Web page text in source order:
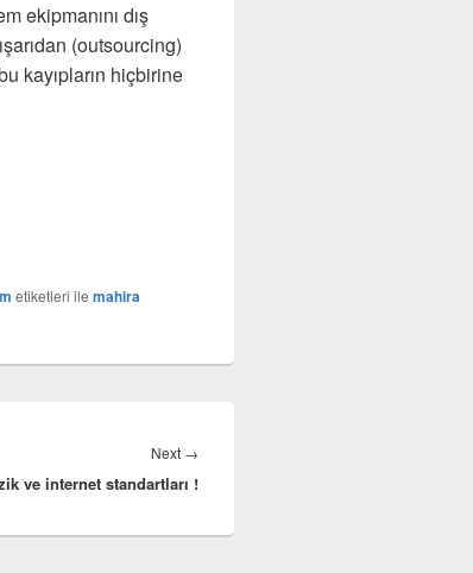
ekipmanını dış
(outsourcing)
kayıpların hiçbirine
etiketleri ile mahira
Next →
post:
ve internet standartları !